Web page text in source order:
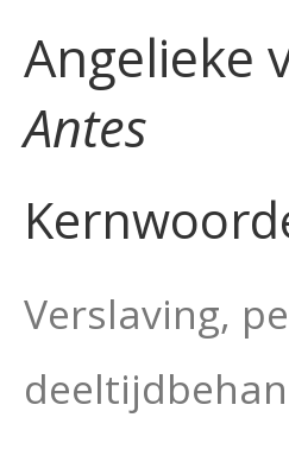
Angelieke
Antes
Verslaving,